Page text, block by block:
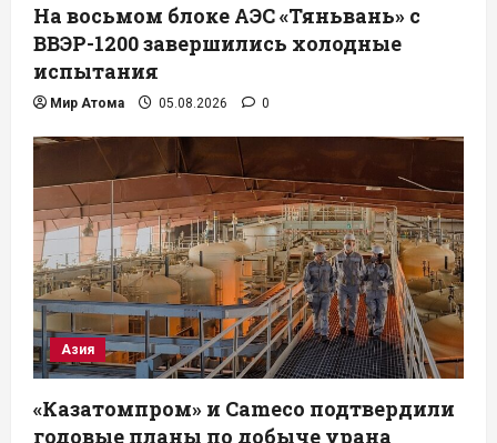
На восьмом блоке АЭС «Тяньвань» с
ВВЭР-1200 завершились холодные
испытания
Мир Атома 05.08.2026 0
Азия
«Казатомпром» и Cameco подтвердили
годовые планы по добыче урана